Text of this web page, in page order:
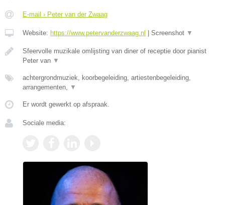
E-mail › Peter van der Zwaag
Website: https://www.petervanderzwaag.nl Screenshot ▼
Sfeervolle muzikale omlijsting van diner of receptie door pianist
Peter van ▼
achtergrondmuziek, koorbegeleiding, artiestenbegeleiding,
arrangementen, ▼
Er wordt gewerkt op afspraak.
Sociale media: